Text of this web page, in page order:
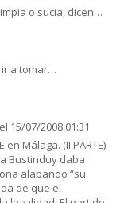
o sucia, dicen…
ir a tomar…
el 15/07/2008 01:31
Málaga. (II PARTE)
Bustinduy daba
alabando “su
de que el